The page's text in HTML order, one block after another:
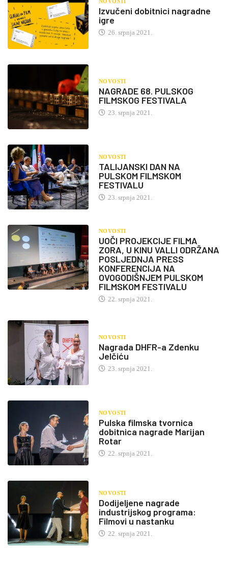
Izvučeni dobitnici nagradne
igre
26. srpnja 2021.
NOVOSTI
NAGRADE 68. PULSKOG
FILMSKOG FESTIVALA
23. srpnja 2021.
NOVOSTI
TALIJANSKI DAN NA
PULSKOM FILMSKOM
FESTIVALU
23. srpnja 2021.
NOVOSTI
UOČI PROJEKCIJE FILMA
ZORA, U KINU VALLI ODRŽANA
POSLJEDNJA PRESS
KONFERENCIJA NA
OVOGODIŠNJEM PULSKOM
FILMSKOM FESTIVALU
22. srpnja 2021.
NOVOSTI
Nagrada DHFR-a Zdenku
Jelčiću
23. srpnja 2021.
NOVOSTI
Pulska filmska tvornica
dobitnica nagrade Marijan
Rotar
22. srpnja 2021.
NOVOSTI
Dodijeljene nagrade
industrijskog programa:
Filmovi u nastanku
22. srpnja 2021.